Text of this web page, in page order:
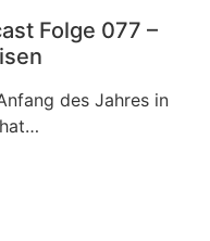
Folge 077 –
des Jahres in